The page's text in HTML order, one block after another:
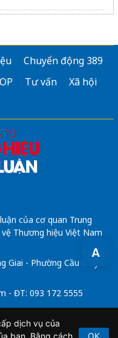
A
Chuyển động 389
Tư vấn
Xã hội
của cơ quan Trung
Thương hiệu Việt Nam
- Phường Cầu Giấy -
- ĐT: 093 172 5555
64/GP-BTTTT do Bộ
dịch vụ của
bạn. Bằng cách
OK